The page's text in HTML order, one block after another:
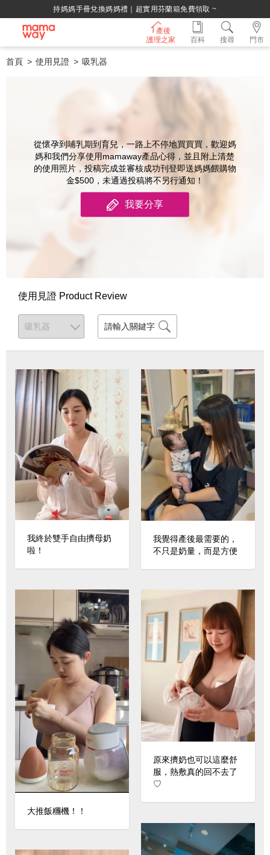
持媽媽手冊兌換媽媽禮｜超實用芬蘭箱免費領取 ~
產後
護理之家
門市
百科 搜尋
首頁 使用見證 吸乳器
從懷孕到哺乳期到育兒，一路上不停地買買買，歡迎媽
媽和我們分享使用mamaway產品心得，並且附上清楚
的使用照片，投稿完成並審核成功刊登即送媽媽餵購物
金$500，未通過投稿將不另行通知！
我要分享
使用見證 Product Review
我終於雙手自由擠母奶
啦！
我覺得產後最需要的，
不只是奶量，而是方便
大推飯糰機！！
原來擠奶也可以這麼舒
服，熱敷真的回不去了
♡